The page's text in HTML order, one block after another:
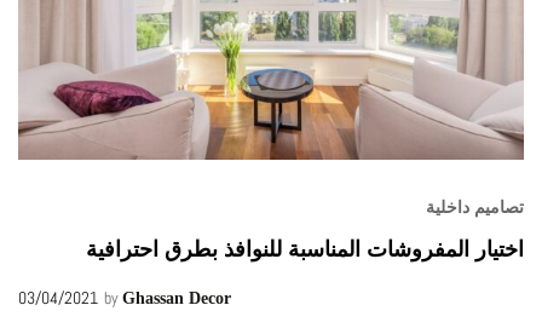
تصاميم داخلية
اختيار المفروشات المناسبة للنوافذ بطرق احترافية
03/04/2021 by Ghassan Decor